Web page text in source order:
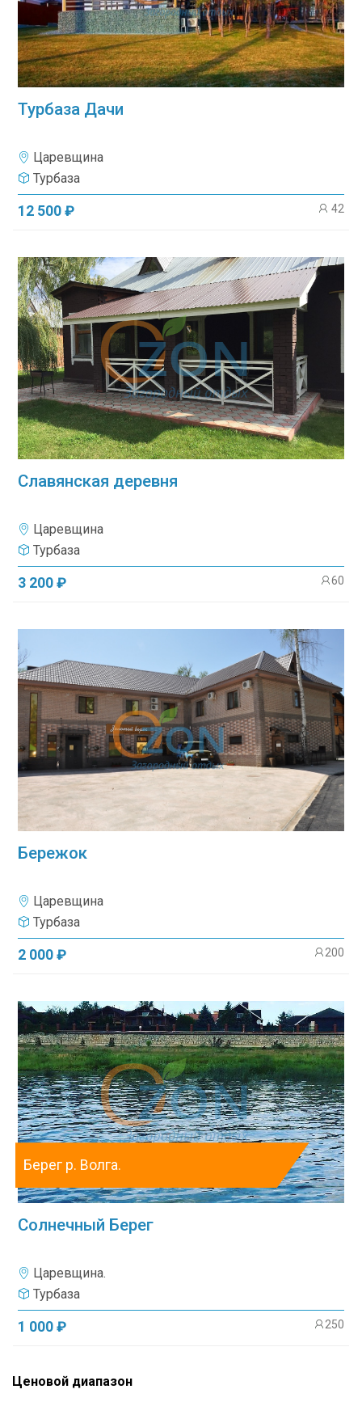
Турбаза Дачи
Царевщина
Турбаза
12 500 ₽ 42
Славянская деревня
Царевщина
Турбаза
3 200 ₽ 60
Бережок
Царевщина
Турбаза
2 000 ₽ 200
Берег р. Волга.
Солнечный Берег
Царевщина.
Турбаза
1 000 ₽ 250
Ценовой диапазон